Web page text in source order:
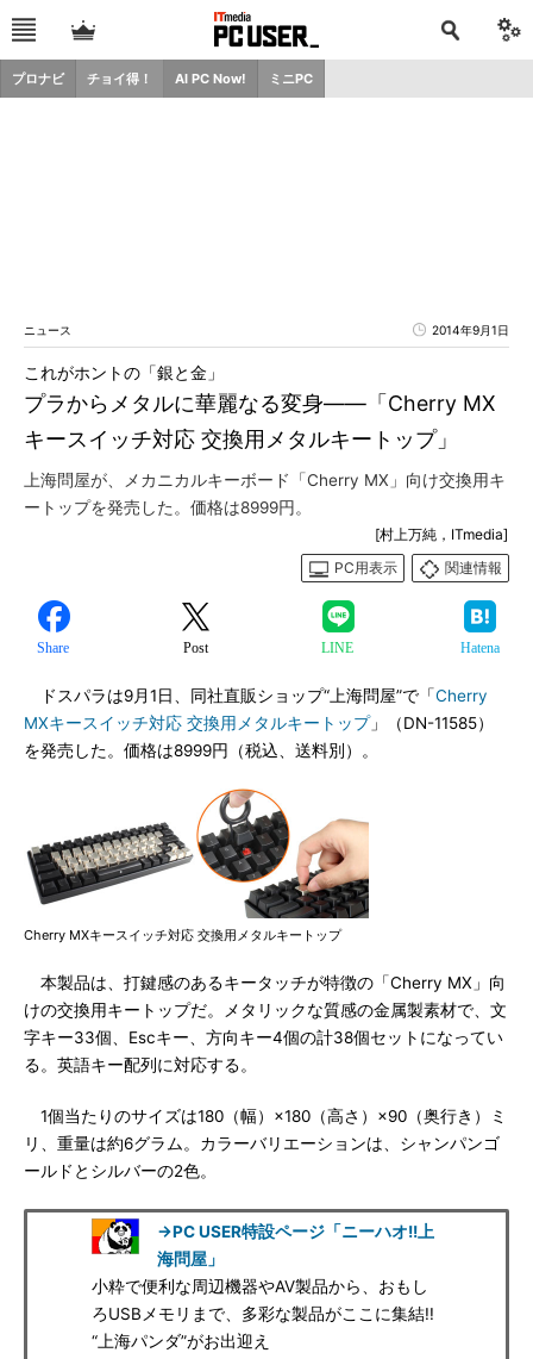
プロナビ チョイ得！ AI PC Now! ミニPC
ニュース 2014年9月1日
プラからメタルに華麗なる変身――「Cherry MX
キースイッチ対応 交換用メタルキートップ」
これがホントの「銀と金」
上海問屋が、メカニカルキーボード「Cherry MX」向け交換用キ
ートップを発売した。価格は8999円。
[村上万純，ITmedia]
PC用表示
関連情報
Share Post LINE Hatena
ドスパラは9月1日、同社直販ショップ“上海問屋”で「Cherry
MXキースイッチ対応 交換用メタルキートップ」（DN-11585）
を発売した。価格は8999円（税込、送料別）。
Cherry MXキースイッチ対応 交換用メタルキートップ
本製品は、打鍵感のあるキータッチが特徴の「Cherry MX」向
けの交換用キートップだ。メタリックな質感の金属製素材で、文
字キー33個、Escキー、方向キー4個の計38個セットになってい
る。英語キー配列に対応する。
1個当たりのサイズは180（幅）×180（高さ）×90（奥行き）ミ
リ、重量は約6グラム。カラーバリエーションは、シャンパンゴ
ールドとシルバーの2色。
→PC USER特設ページ「ニーハオ!!上
海問屋」
小粋で便利な周辺機器やAV製品から、おもし
ろUSBメモリまで、多彩な製品がここに集結!!
“上海パンダ”がお出迎え